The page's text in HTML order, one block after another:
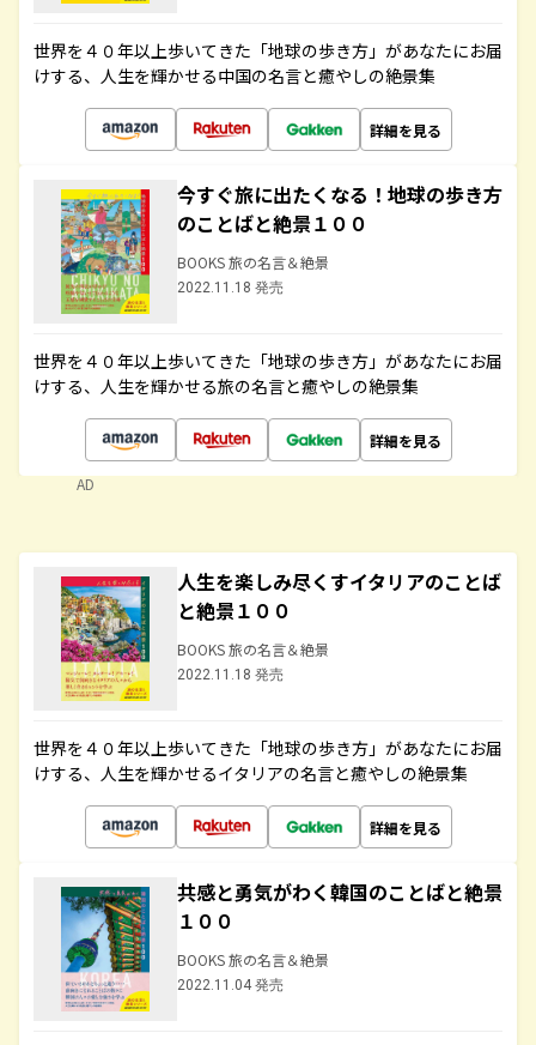
世界を４０年以上歩いてきた「地球の歩き方」があなたにお届
けする、人生を輝かせる中国の名言と癒やしの絶景集
詳細を見る
今すぐ旅に出たくなる！地球の歩き方
のことばと絶景１００
BOOKS 旅の名言＆絶景
2022.11.18 発売
世界を４０年以上歩いてきた「地球の歩き方」があなたにお届
けする、人生を輝かせる旅の名言と癒やしの絶景集
詳細を見る
AD
人生を楽しみ尽くすイタリアのことば
と絶景１００
BOOKS 旅の名言＆絶景
2022.11.18 発売
世界を４０年以上歩いてきた「地球の歩き方」があなたにお届
けする、人生を輝かせるイタリアの名言と癒やしの絶景集
詳細を見る
共感と勇気がわく韓国のことばと絶景
１００
BOOKS 旅の名言＆絶景
2022.11.04 発売